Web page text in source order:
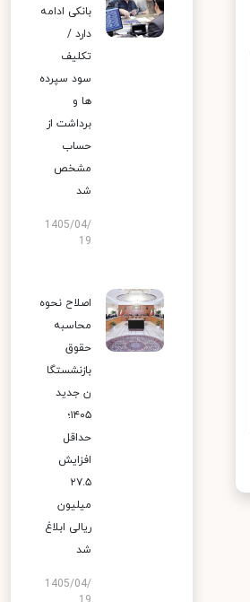
بانکی ادامه
دارد /
تکلیف
سود سپرده
ها و
برداشت از
حساب
مشخص
شد
1405/04/
19
اصلاح نحوه
محاسبه
حقوق
بازنشستگا
ن جدید
۱۴۰۵؛
حداقل
افزایش
۲۷.۵
میلیون
ریالی ابلاغ
شد
1405/04/